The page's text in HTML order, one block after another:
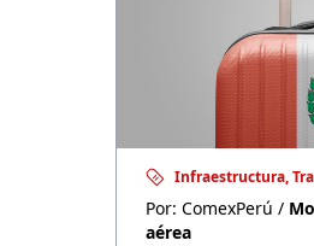
Infraestructura,
Por: ComexPerú /
aérea